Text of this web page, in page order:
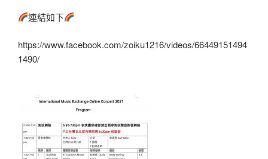
連結如下
https://www.facebook.com/zoiku1216/videos/66449151494
1490/